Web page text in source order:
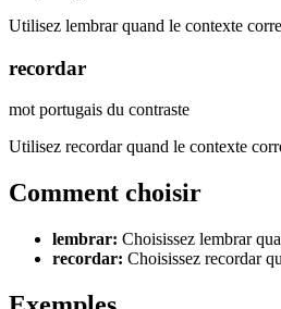
Utilisez lembrar quand le contexte
recordar
mot portugais du contraste
Utilisez recordar quand le contexte
Comment choisir
lembrar: Choisissez lembrar
recordar: Choisissez recordar